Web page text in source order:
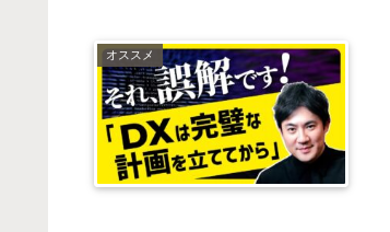
オススメ